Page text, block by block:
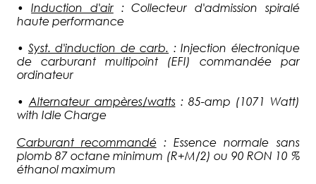
•Induction d'air:Collecteur d'admission spiralé
haute performance
• Syst. d'induction de carb. :Injection électronique
de carburant multipoint (EFI) commandée par
ordinateur
• Alternateur ampères/watts: 85-amp (1071 Watt)
with Idle Charge
Carburant recommandé: Essence normale sans
plomb 87 octane minimum (R+M/2) ou 90 RON 10 %
éthanol maximum